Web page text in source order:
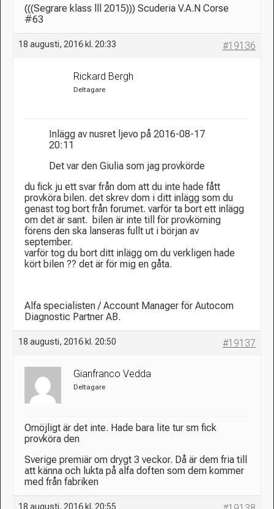
(((Segrare klass lll 2015))) Scuderia V.A.N Corse
#63
18 augusti, 2016 kl. 20:33 #19136
Rickard Bergh
Deltagare
Inlägg av nusret ljevo på 2016-08-17
20:11
Det var den Giulia som jag provkörde
du fick ju ett svar från dom att du inte hade fått
provköra bilen. det skrev dom i ditt inlägg som du
genast tog bort från forumet. varför ta bort ett inlägg
om det är sant. bilen är inte till för provkörning
förens den ska lanseras fullt ut i början av
september.
varför tog du bort ditt inlägg om du verkligen hade
kört bilen ?? det är för mig en gåta.
Alfa specialisten / Account Manager för Autocom
Diagnostic Partner AB.
18 augusti, 2016 kl. 20:50 #19137
Gianfranco Vedda
Deltagare
Omöjligt är det inte. Hade bara lite tur sm fick
provköra den
Sverige premiär om drygt 3 veckor. Då är dem fria till
att känna och lukta på alfa doften som dem kommer
med från fabriken
18 augusti, 2016 kl. 20:55